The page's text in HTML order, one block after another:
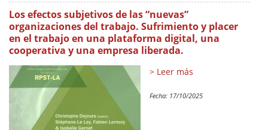
Los efectos subjetivos de las “nuevas”
organizaciones del trabajo. Sufrimiento y placer
en el trabajo en una plataforma digital, una
cooperativa y una empresa liberada.
> Leer más
Fecha: 17/10/2025